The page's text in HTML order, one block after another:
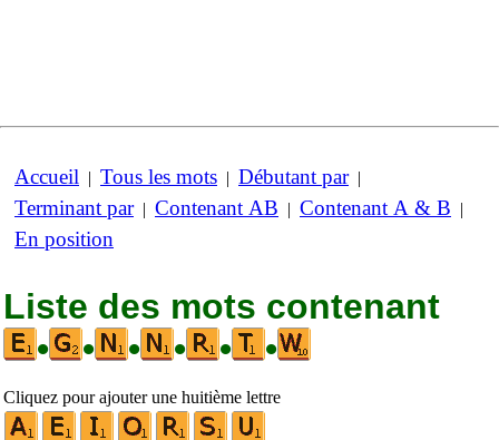
Accueil | Tous les mots | Débutant par|
Terminant par| Contenant AB | Contenant A & B |
En position
Liste des mots contenant
•
• • • • •
Cliquez pour ajouter une huitième lettre